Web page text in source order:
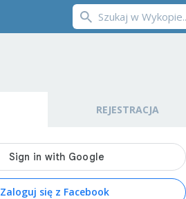
REJESTRACJA
Zaloguj się z Facebook